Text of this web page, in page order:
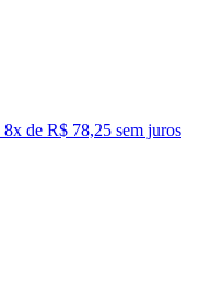
8x de R$ 78,25 sem juros